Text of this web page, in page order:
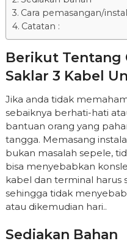
Cara pemasangan/
Catatan :
Berikut Tentang
Saklar 3 Kabel
Jika anda tidak
sebaiknya berhati-hati
bantuan orang yang
tangga. Memasang
bukan masalah sepele,
bisa menyebabkan
kabel dan terminal harus
sehingga tidak
atau dikemudian hari..
Sediakan Bahan